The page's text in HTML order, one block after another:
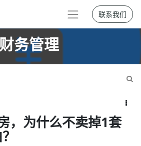
联系我们
财务管理
，为什么不卖掉1套